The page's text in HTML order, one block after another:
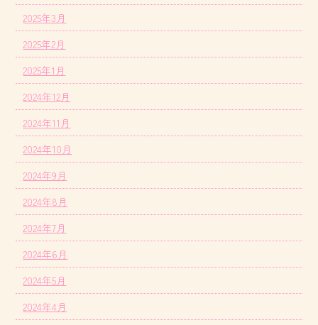
2025年3月
2025年2月
2025年1月
2024年12月
2024年11月
2024年10月
2024年9月
2024年8月
2024年7月
2024年6月
2024年5月
2024年4月